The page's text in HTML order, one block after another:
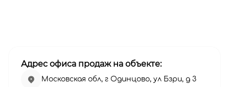
Адрес офиса продаж на объекте:
Московская обл, г Одинцово, ул Бзри, д 3